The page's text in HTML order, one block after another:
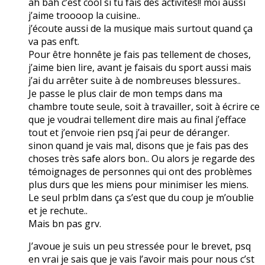
j’aime troooop la cuisine..
j’écoute aussi de la musique mais surtout quand ça
va pas enft.
Pour être honnête je fais pas tellement de choses,
j’aime bien lire, avant je faisais du sport aussi mais
j’ai du arrêter suite à de nombreuses blessures..
Je passe le plus clair de mon temps dans ma
chambre toute seule, soit à travailler, soit à écrire ce
que je voudrai tellement dire mais au final j’efface
tout et j’envoie rien psq j’ai peur de déranger.
sinon quand je vais mal, disons que je fais pas des
choses très safe alors bon.. Ou alors je regarde des
témoignages de personnes qui ont des problèmes
plus durs que les miens pour minimiser les miens.
Le seul prblm dans ça s’est que du coup je m’oublie
et je rechute..
Mais bn pas grv.
J’avoue je suis un peu stressée pour le brevet, psq
en vrai je sais que je vais l’avoir mais pour nous c’st